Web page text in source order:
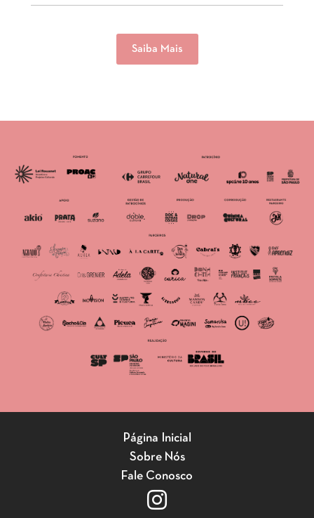
Saiba Mais
Página Inicial
Sobre Nós
Fale Conosco